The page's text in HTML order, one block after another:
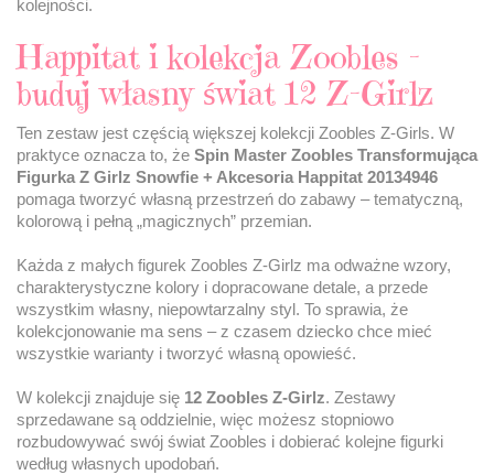
kolejności.
Happitat i kolekcja Zoobles –
buduj własny świat 12 Z-Girlz
Ten zestaw jest częścią większej kolekcji Zoobles Z-Girls. W
praktyce oznacza to, że Spin Master Zoobles Transformująca
Figurka Z Girlz Snowfie + Akcesoria Happitat 20134946
pomaga tworzyć własną przestrzeń do zabawy – tematyczną,
kolorową i pełną „magicznych” przemian.
Każda z małych figurek Zoobles Z-Girlz ma odważne wzory,
charakterystyczne kolory i dopracowane detale, a przede
wszystkim własny, niepowtarzalny styl. To sprawia, że
kolekcjonowanie ma sens – z czasem dziecko chce mieć
wszystkie warianty i tworzyć własną opowieść.
W kolekcji znajduje się 12 Zoobles Z-Girlz. Zestawy
sprzedawane są oddzielnie, więc możesz stopniowo
rozbudowywać swój świat Zoobles i dobierać kolejne figurki
według własnych upodobań.